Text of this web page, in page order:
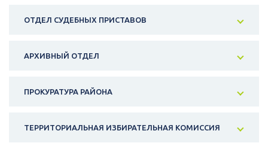
ОТДЕЛ СУДЕБНЫХ ПРИСТАВОВ
АРХИВНЫЙ ОТДЕЛ
ПРОКУРАТУРА РАЙОНА
ТЕРРИТОРИАЛЬНАЯ ИЗБИРАТЕЛЬНАЯ КОМИССИЯ